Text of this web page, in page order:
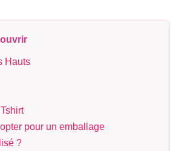
Hauts
pour un emballage
?